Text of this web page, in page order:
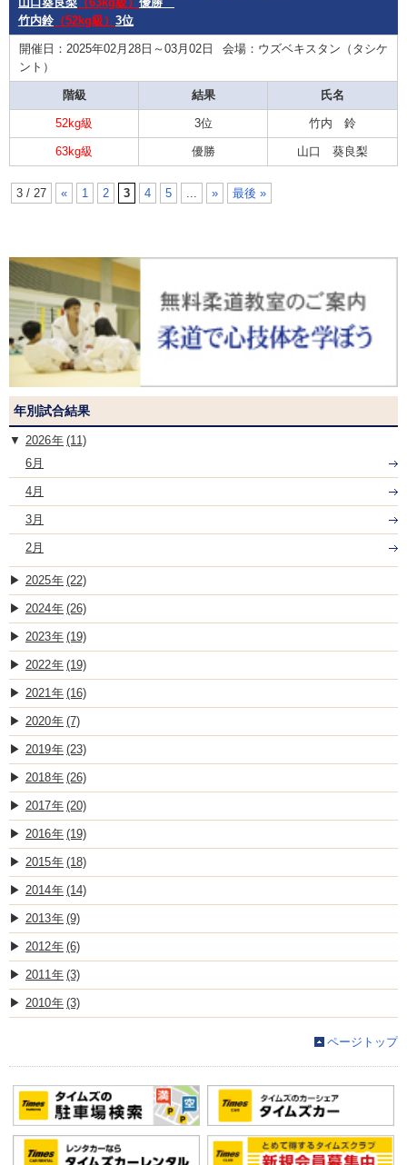
竹内鈴（52kg級） 3位
開催日：2025年02月28日～03月02日
会場：ウズベキスタン（タシケ
ント）
階級 結果 氏名
52kg級 3位 竹内 鈴
63kg級 優勝 山口 葵良梨
3 / 27 « 1 2 3 4 5 ... » 最後 »
年別試合結果
2026
(11)
6月
4月
3月
2月
2025 (22)
2024 (26)
2023 (19)
2022 (19)
2021 (16)
2020 (7)
2019 (23)
2018 (26)
2017 (20)
2016 (19)
2015 (18)
2014 (14)
2013 (9)
2012 (6)
2011 (3)
2010 (3)
ページトップ